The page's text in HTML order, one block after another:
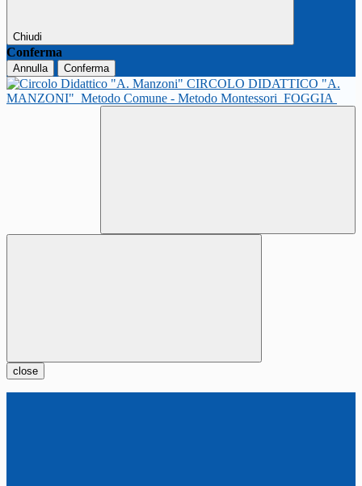
Chiudi
Conferma
Annulla Conferma
CIRCOLO DIDATTICO "A.
MANZONI" Metodo Comune - Metodo Montessori FOGGIA
close